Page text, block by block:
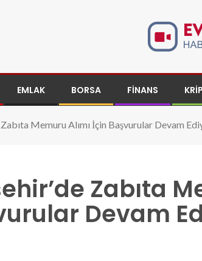
EMLAK BORSA FINANS
Memuru Alımı İçin Başvurular Devam
Zabıta
Devam